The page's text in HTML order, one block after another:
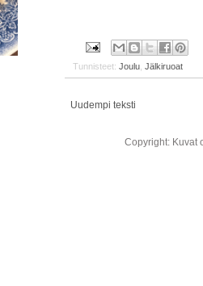
Tunnisteet: Joulu Jälkiruoat
Uudempi teksti
Copyright: Kuvat